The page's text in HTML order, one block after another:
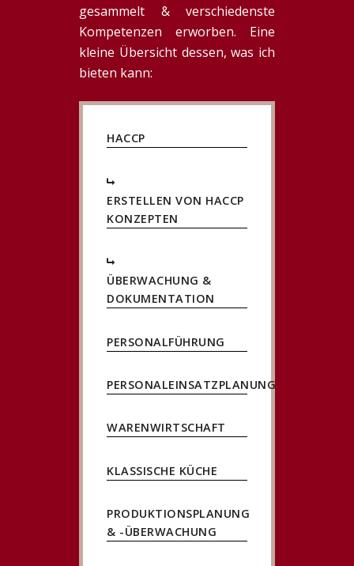
gesammelt & verschiedenste
Kompetenzen erworben. Eine
kleine Übersicht dessen, was ich
bieten kann:
HACCP
ERSTELLEN VON HACCP
KONZEPTEN
ÜBERWACHUNG &
DOKUMENTATION
PERSONALFÜHRUNG
PERSONALEINSATZPLANUNG
WARENWIRTSCHAFT
KLASSISCHE KÜCHE
PRODUKTIONSPLANUNG
& -ÜBERWACHUNG